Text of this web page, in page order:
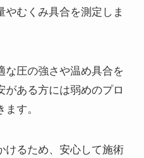
やむくみ具合を測定しま
な圧の強さや温め具合を
がある方には弱めのプロ
す。
けるため、安心して施術